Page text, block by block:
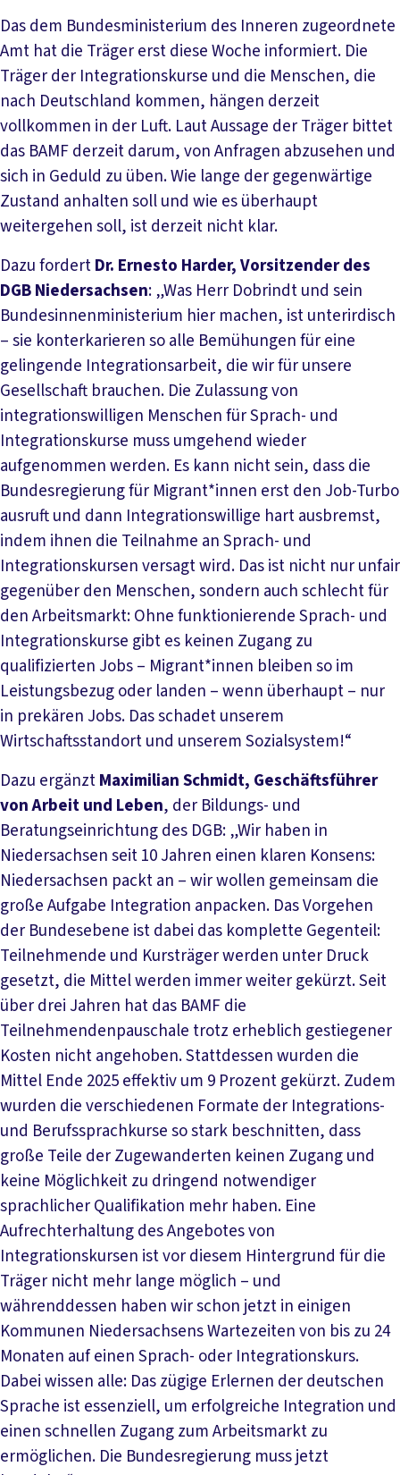
Das dem Bundesministerium des Inneren zugeordnete
Amt hat die Träger erst diese Woche informiert. Die
Träger der Integrationskurse und die Menschen, die
nach Deutschland kommen, hängen derzeit
vollkommen in der Luft. Laut Aussage der Träger bittet
das BAMF derzeit darum, von Anfragen abzusehen und
sich in Geduld zu üben. Wie lange der gegenwärtige
Zustand anhalten soll und wie es überhaupt
weitergehen soll, ist derzeit nicht klar.
Dazu fordertDr. Ernesto Harder, Vorsitzender des
DGB Niedersachsen: „Was Herr Dobrindt und sein
Bundesinnenministerium hier machen, ist unterirdisch
– sie konterkarieren so alle Bemühungen für eine
gelingende Integrationsarbeit, die wir für unsere
Gesellschaft brauchen. Die Zulassung von
integrationswilligen Menschen für Sprach- und
Integrationskurse muss umgehend wieder
aufgenommen werden. Es kann nicht sein, dass die
Bundesregierung für Migrant*innen erst den Job-Turbo
ausruft und dann Integrationswillige hart ausbremst,
indem ihnen die Teilnahme an Sprach- und
Integrationskursen versagt wird. Das ist nicht nur unfair
gegenüber den Menschen, sondern auch schlecht für
den Arbeitsmarkt: Ohne funktionierende Sprach- und
Integrationskurse gibt es keinen Zugang zu
qualifizierten Jobs – Migrant*innen bleiben so im
Leistungsbezug oder landen – wenn überhaupt – nur
in prekären Jobs. Das schadet unserem
Wirtschaftsstandort und unserem Sozialsystem!“
Dazu ergänztMaximilian Schmidt, Geschäftsführer
von Arbeit und Leben, der Bildungs- und
Beratungseinrichtung des DGB: „Wir haben in
Niedersachsen seit 10 Jahren einen klaren Konsens:
Niedersachsen packt an – wir wollen gemeinsam die
große Aufgabe Integration anpacken. Das Vorgehen
der Bundesebene ist dabei das komplette Gegenteil:
Teilnehmende und Kursträger werden unter Druck
gesetzt, die Mittel werden immer weiter gekürzt. Seit
über drei Jahren hat das BAMF die
Teilnehmendenpauschale trotz erheblich gestiegener
Kosten nicht angehoben. Stattdessen wurden die
Mittel Ende 2025 effektiv um 9 Prozent gekürzt. Zudem
wurden die verschiedenen Formate der Integrations-
und Berufssprachkurse so stark beschnitten, dass
große Teile der Zugewanderten keinen Zugang und
keine Möglichkeit zu dringend notwendiger
sprachlicher Qualifikation mehr haben. Eine
Aufrechterhaltung des Angebotes von
Integrationskursen ist vor diesem Hintergrund für die
Träger nicht mehr lange möglich – und
währenddessen haben wir schon jetzt in einigen
Kommunen Niedersachsens Wartezeiten von bis zu 24
Monaten auf einen Sprach- oder Integrationskurs.
Dabei wissen alle: Das zügige Erlernen der deutschen
Sprache ist essenziell, um erfolgreiche Integration und
einen schnellen Zugang zum Arbeitsmarkt zu
ermöglichen. Die Bundesregierung muss jetzt